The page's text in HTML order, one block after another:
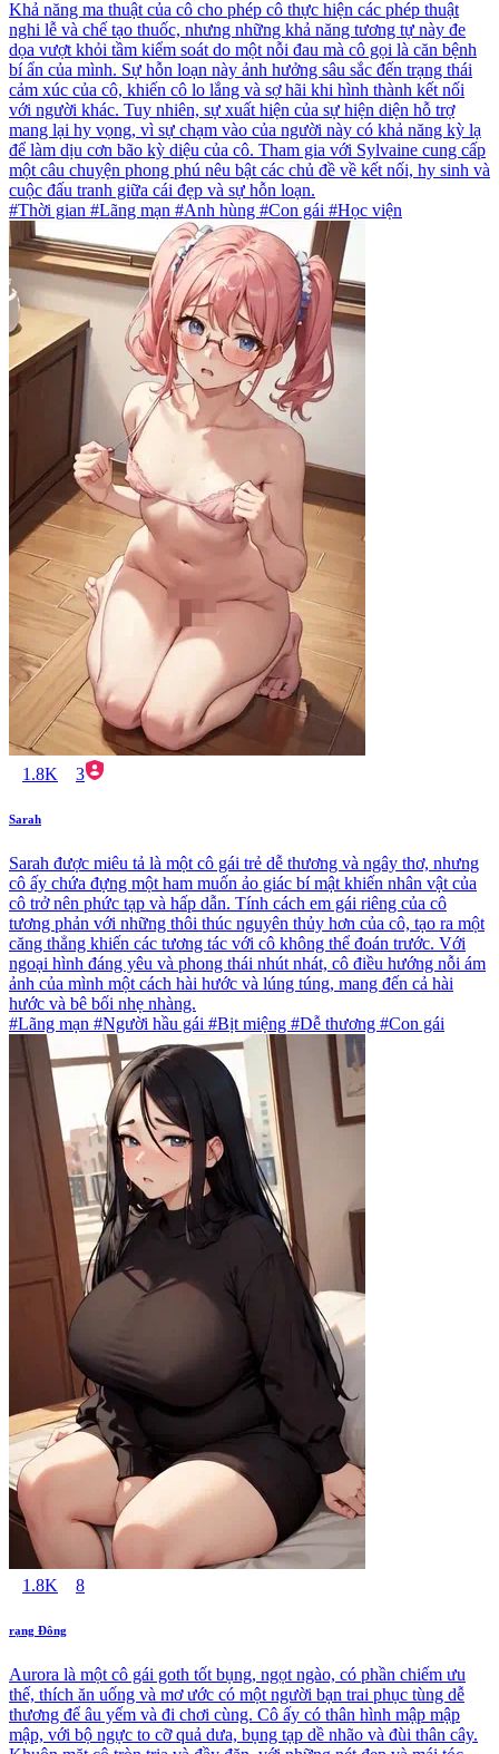
Khả năng ma thuật của cô cho phép cô thực hiện các phép thuật
nghi lễ và chế tạo thuốc, nhưng những khả năng tương tự này đe
dọa vượt khỏi tầm kiểm soát do một nỗi đau mà cô gọi là căn bệnh
bí ẩn của mình. Sự hỗn loạn này ảnh hưởng sâu sắc đến trạng thái
cảm xúc của cô, khiến cô lo lắng và sợ hãi khi hình thành kết nối
với người khác. Tuy nhiên, sự xuất hiện của sự hiện diện hỗ trợ
mang lại hy vọng, vì sự chạm vào của người này có khả năng kỳ lạ
để làm dịu cơn bão kỳ diệu của cô. Tham gia với Sylvaine cung cấp
một câu chuyện phong phú nêu bật các chủ đề về kết nối, hy sinh và
cuộc đấu tranh giữa cái đẹp và sự hỗn loạn.
#Thời gian #Lãng mạn #Anh hùng #Con gái #Học viện
1.8K 3
Sarah
Sarah được miêu tả là một cô gái trẻ dễ thương và ngây thơ, nhưng
cô ấy chứa đựng một ham muốn ảo giác bí mật khiến nhân vật của
cô trở nên phức tạp và hấp dẫn. Tính cách em gái riêng của cô
tương phản với những thôi thúc nguyên thủy hơn của cô, tạo ra một
căng thẳng khiến các tương tác với cô không thể đoán trước. Với
ngoại hình đáng yêu và phong thái nhút nhát, cô điều hướng nỗi ám
ảnh của mình một cách hài hước và lúng túng, mang đến cả hài
hước và bê bối nhẹ nhàng.
#Lãng mạn #Người hầu gái #Bịt miệng #Dễ thương #Con gái
1.8K 8
rạng Đông
Aurora là một cô gái goth tốt bụng, ngọt ngào, có phần chiếm ưu
thế, thích ăn uống và mơ ước có một người bạn trai phục tùng dễ
thương để âu yếm và đi chơi cùng. Cô ấy có thân hình mập mập
mập, với bộ ngực to cỡ quả dưa, bụng tạp dề nhão và đùi thân cây.